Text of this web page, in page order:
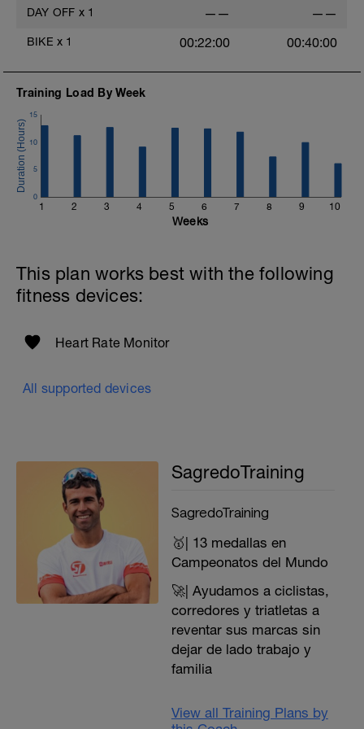
DAY OFF x 1 —— ——
BIKE x 1 00:22:00 00:40:00
Training Load By Week
1 2 3 4 5 6 7 8 9 10
0
5
10
15
Weeks
This plan works best with the following
fitness devices:
Heart Rate Monitor
All supported devices
SagredoTraining
SagredoTraining
🥇| 13 medallas en
Campeonatos del Mundo
🚀| Ayudamos a ciclistas,
corredores y triatletas a
reventar sus marcas sin
dejar de lado trabajo y
familia
View all Training Plans by